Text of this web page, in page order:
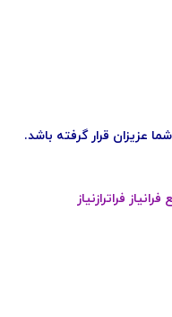
عزیزان قرار گرفته باشد.
فراترازنیاز